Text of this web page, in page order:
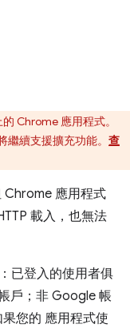
Chrome 應用程式。
續支援擴充功能。 查
Chrome 應用程式
載入，也無法
已登入的使用者俱
戶；非 Google 帳
果您的 應用程式使